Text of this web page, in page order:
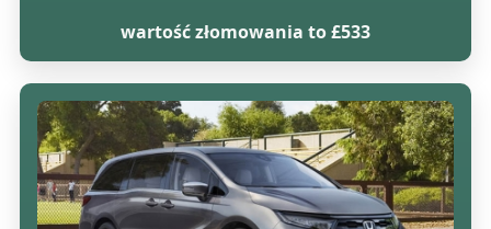
wartość złomowania to £533